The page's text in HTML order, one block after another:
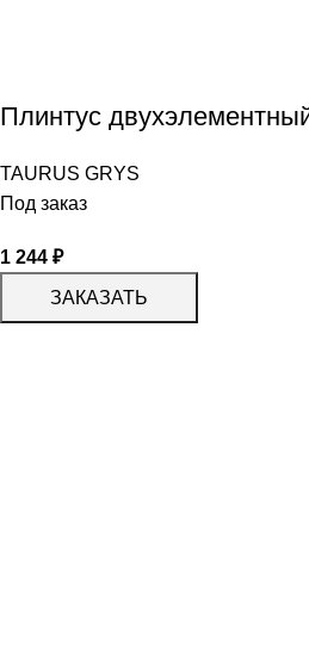
Плинтус
TAURUS GRYS
Под заказ
1 244 ₽
ЗАКАЗАТЬ